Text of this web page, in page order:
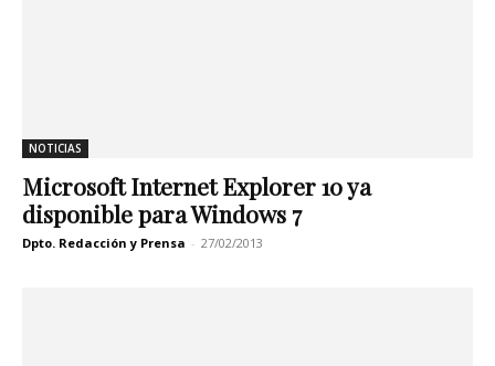
NOTICIAS
Microsoft Internet Explorer 10 ya
disponible para Windows 7
Dpto. Redacción y Prensa - 27/02/2013